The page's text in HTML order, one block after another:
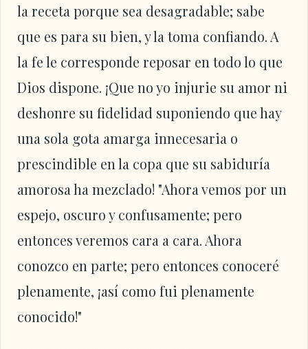
la receta porque sea desagradable; sabe
que es para su bien, y la toma confiando. A
la fe le corresponde reposar en todo lo que
Dios dispone. ¡Que no yo injurie su amor ni
deshonre su fidelidad suponiendo que hay
una sola gota amarga innecesaria o
prescindible en la copa que su sabiduría
amorosa ha mezclado! "Ahora vemos por un
espejo, oscuro y confusamente; pero
entonces veremos cara a cara. Ahora
conozco en parte; pero entonces conoceré
plenamente, ¡así como fui plenamente
conocido!"